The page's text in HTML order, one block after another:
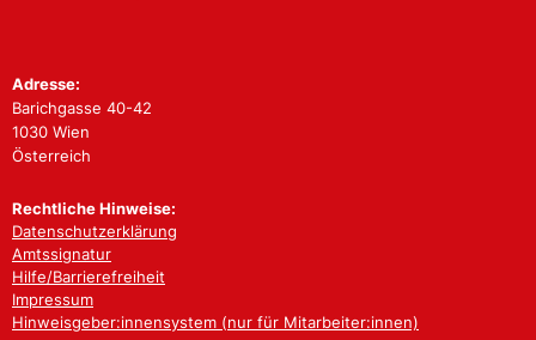
Adresse:
Barichgasse 40-42
1030 Wien
Österreich
Rechtliche Hinweise:
Datenschutzerklärung
Amtssignatur
Hilfe/Barrierefreiheit
Impressum
Hinweisgeber:innensystem (nur für Mitarbeiter:innen)